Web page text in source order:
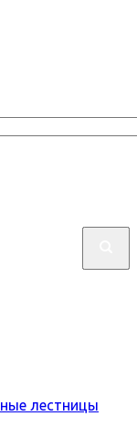
лестницы